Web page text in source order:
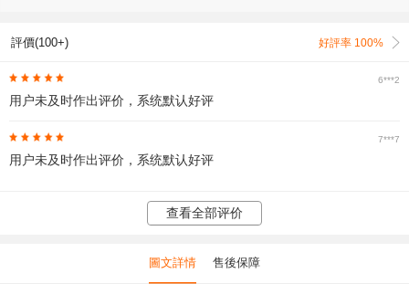
評價(100+) 好評率 100%
6***2
用户未及时作出评价，系统默认好评
7***7
用户未及时作出评价，系统默认好评
查看全部评价
圖文詳情 售後保障